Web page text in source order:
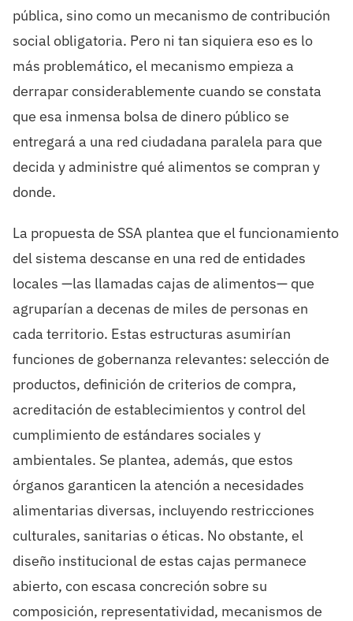
pública, sino como un mecanismo de contribución
social obligatoria. Pero ni tan siquiera eso es lo
más problemático, el mecanismo empieza a
derrapar considerablemente cuando se constata
que esa inmensa bolsa de dinero público se
entregará a una red ciudadana paralela para que
decida y administre qué alimentos se compran y
donde.
La propuesta de SSA plantea que el funcionamiento
del sistema descanse en una red de entidades
locales —las llamadas cajas de alimentos— que
agruparían a decenas de miles de personas en
cada territorio. Estas estructuras asumirían
funciones de gobernanza relevantes: selección de
productos, definición de criterios de compra,
acreditación de establecimientos y control del
cumplimiento de estándares sociales y
ambientales. Se plantea, además, que estos
órganos garanticen la atención a necesidades
alimentarias diversas, incluyendo restricciones
culturales, sanitarias o éticas. No obstante, el
diseño institucional de estas cajas permanece
abierto, con escasa concreción sobre su
composición, representatividad, mecanismos de